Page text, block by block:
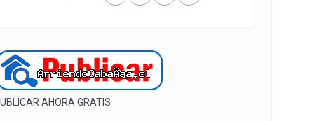
AHORA GRATIS